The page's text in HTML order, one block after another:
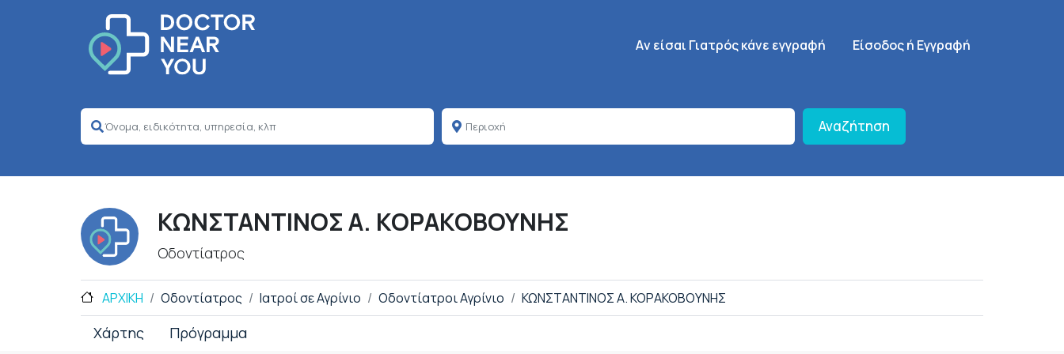
Κεντρική πλοήγηση
Aν είσαι Γιατρός κάνε εγγραφή SignUp Menu
Είσοδος ή Εγγραφή
Αναζήτηση
ΚΩΝΣΤΑΝΤΙΝΟΣ Α. ΚΟΡΑΚΟΒΟΥΝΗΣ
Οδοντίατρος
ΑΡΧΙΚΗ Οδοντίατρος Ιατροί σε Αγρίνιο Οδοντίατροι Αγρίνιο ΚΩΝΣΤΑΝΤΙΝΟΣ Α. ΚΟΡΑΚΟΒΟΥΝΗΣ
Χάρτης Πρόγραμμα